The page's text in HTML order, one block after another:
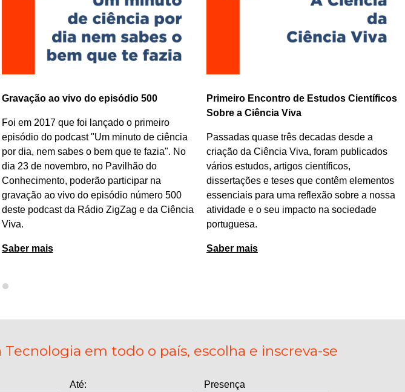
Gravação ao vivo do episódio 500
Foi em 2017 que foi lançado o primeiro
episódio do podcast "Um minuto de ciência
por dia, nem sabes o bem que te fazia". No
dia 23 de novembro, no Pavilhão do
Conhecimento, poderão participar na
gravação ao vivo do episódio número 500
deste podcast da Rádio ZigZag e da Ciência
Viva.
Saber mais
Primeiro Encontro de Estudos Científicos
Sobre a Ciência Viva
Passadas quase três decadas desde a
criação da Ciência Viva, foram publicados
vários estudos, artigos científicos,
dissertações e teses que contêm elementos
essenciais para uma reflexão sobre a nossa
atividade e o seu impacto na sociedade
portuguesa.
Saber mais
em todo o país, escolha e inscreva-se
Até: Presença